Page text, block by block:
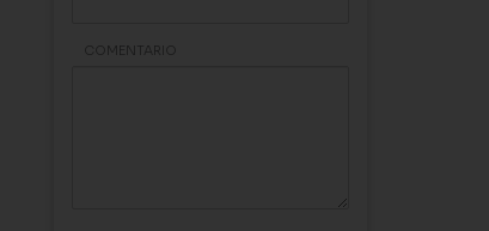
COMENTARIO